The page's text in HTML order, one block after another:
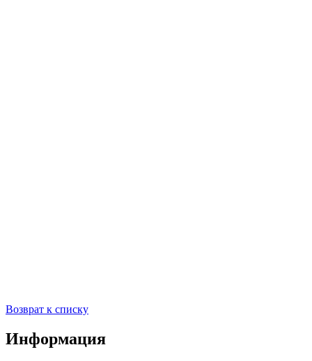
Возврат к списку
Информация